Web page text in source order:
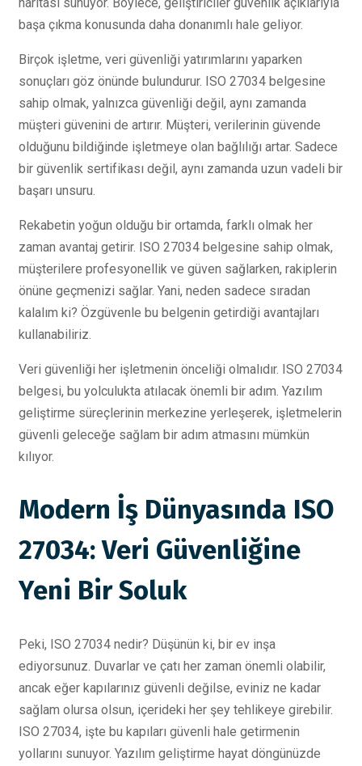
başa çıkma konusunda daha donanımlı hale geliyor.
Birçok işletme, veri güvenliği yatırımlarını yaparken
sonuçları göz önünde bulundurur. ISO 27034 belgesine
sahip olmak, yalnızca güvenliği değil, aynı zamanda
müşteri güvenini de artırır. Müşteri, verilerinin güvende
olduğunu bildiğinde işletmeye olan bağlılığı artar. Sadece
bir güvenlik sertifikası değil, aynı zamanda uzun vadeli bir
başarı unsuru.
Rekabetin yoğun olduğu bir ortamda, farklı olmak her
zaman avantaj getirir. ISO 27034 belgesine sahip olmak,
müşterilere profesyonellik ve güven sağlarken, rakiplerin
önüne geçmenizi sağlar. Yani, neden sadece sıradan
kalalım ki? Özgüvenle bu belgenin getirdiği avantajları
kullanabiliriz.
Veri güvenliği her işletmenin önceliği olmalıdır. ISO 27034
belgesi, bu yolculukta atılacak önemli bir adım. Yazılım
geliştirme süreçlerinin merkezine yerleşerek, işletmelerin
güvenli geleceğe sağlam bir adım atmasını mümkün
kılıyor.
Modern İş Dünyasında ISO
27034: Veri Güvenliğine
Yeni Bir Soluk
Peki, ISO 27034 nedir? Düşünün ki, bir ev inşa
ediyorsunuz. Duvarlar ve çatı her zaman önemli olabilir,
ancak eğer kapılarınız güvenli değilse, eviniz ne kadar
sağlam olursa olsun, içerideki her şey tehlikeye girebilir.
ISO 27034, işte bu kapıları güvenli hale getirmenin
yollarını sunuyor. Yazılım geliştirme hayat döngünüzde